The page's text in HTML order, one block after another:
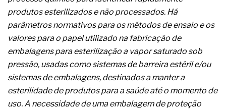
O desenvolvimento de indicadores nas atividades
de governança das organizações
O desenho industrial ganha espaço como
estratégia competitiva nas empresas
As variações dimensionais dos produtos de
materiais cimentícios com fibra de vidro
modelo de IA
A IA elevou a régua do comprador B2B e a venda
complexa ficou ainda mais humana
produtos esterilizados e não processados. Há
parâmetros normativos para os métodos de ensaio e os
valores para o papel utilizado na fabricação de
embalagens para esterilização a vapor saturado sob
pressão, usadas como sistemas de barreira estéril e/ou
sistemas de embalagens, destinados a manter a
esterilidade de produtos para a saúde até o momento de
uso. A necessidade de uma embalagem de proteção